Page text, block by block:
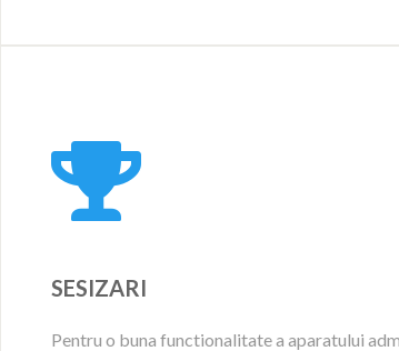
SESIZARI
Pentru o buna functionalitate a aparatului